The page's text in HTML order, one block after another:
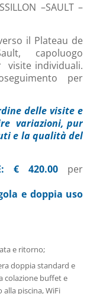
–SAULT –
il Plateau de
capoluogo
visite individuali.
per
delle visite e
variazioni, pur
e la qualità del
€ 420.00 per
e doppia uso
e ritorno;
doppia standard e
buffet e
alla piscina, WiFi